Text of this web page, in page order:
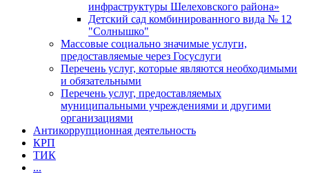
инфраструктуры Шелеховского района»
Детский сад комбинированного вида № 12
"Солнышко"
Массовые социально значимые услуги,
предоставляемые через Госуслуги
Перечень услуг, которые являются необходимыми
и обязательными
Перечень услуг, предоставляемых
муниципальными учреждениями и другими
организациями
Антикоррупционная деятельность
КРП
ТИК
...